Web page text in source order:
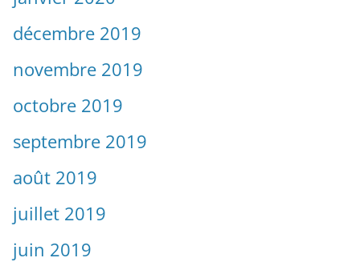
décembre 2019
novembre 2019
octobre 2019
septembre 2019
août 2019
juillet 2019
juin 2019